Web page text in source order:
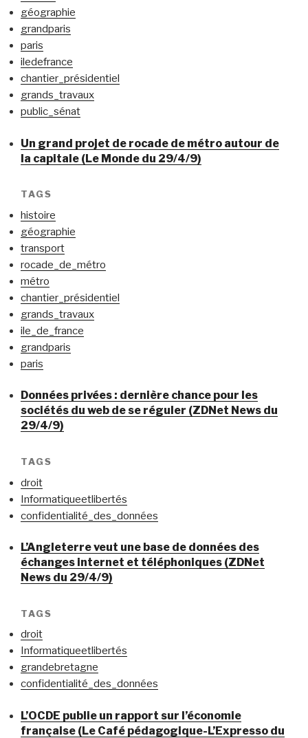
géographie
grandparis
paris
iledefrance
chantier_présidentiel
grands_travaux
public_sénat
Un grand projet de rocade de métro autour de
la capitale (Le Monde du 29/4/9)
TAGS
histoire
géographie
transport
rocade_de_métro
métro
chantier_présidentiel
grands_travaux
ile_de_france
grandparis
paris
Données privées : dernière chance pour les
sociétés du web de se réguler (ZDNet News du
29/4/9)
TAGS
droit
Informatiqueetlibertés
confidentialité_des_données
L’Angleterre veut une base de données des
échanges internet et téléphoniques (ZDNet
News du 29/4/9)
TAGS
droit
Informatiqueetlibertés
grandebretagne
confidentialité_des_données
L’OCDE publie un rapport sur l’économie
française (Le Café pédagogique-L’Expresso du